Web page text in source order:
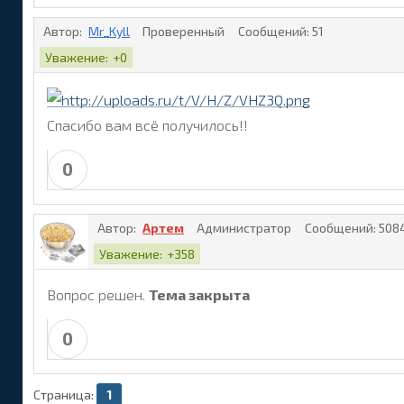
Автор: Mr_Kyll Проверенный Сообщений: 51
Уважение: +0
Спасибо вам всё получилось!!
0
Автор: Артем Администратор Сообщений:
Уважение: +358
Вопрос решен. Тема закрыта
0
Страница: 1